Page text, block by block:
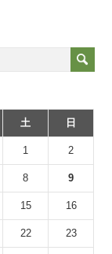
土 日
1 2
8 9
15 16
22 23